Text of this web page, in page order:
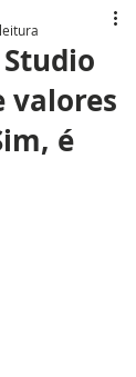
valores
é